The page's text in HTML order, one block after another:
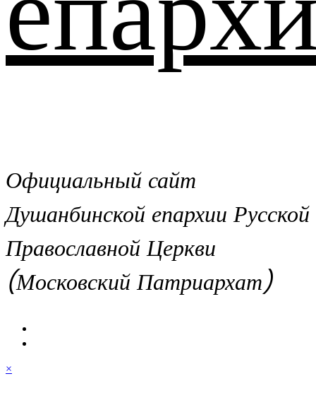
Официальный сайт
Душанбинской епархии Русской
Православной Церкви
(Московский Патриархат)
×